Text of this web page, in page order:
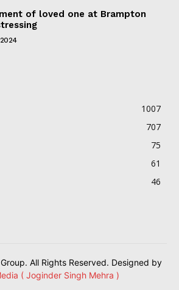
of loved one at Brampton
1007
707
75
61
46
All Rights Reserved. Designed by
( Joginder Singh Mehra )